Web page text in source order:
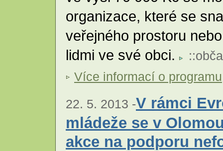
organizace, které se
veřejného prostoru
lidmi ve své obci.
::
Více informací o programu
22. 5. 2013 -V rámci
mládeže se v
akce na podporu